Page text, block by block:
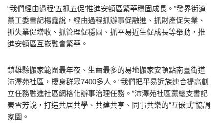
“我們經由過程‘五抓五促’推進安頓區繁華穩固成長。”發界街道
黨工委書記楊鑫說，經由過程抓辦事促融進、抓財產促失業、
抓失業促增收、抓管理促穩固、抓平易近生促成長等舉動，推
進安頓區互嵌融會繁華。
鎮雄縣搬家範圍最年夜、生齒最多的易地搬家安頓點南臺街道
沛澤苑社區，棲身群眾7400多人。“我們把平易近族連合提高創
立任務融進社區網格化辦事治理任務。”沛澤苑社區黨總支書記
秦雪芳說，打造共居共學、共建共享、同事共樂的“互嵌式”協調
家園。